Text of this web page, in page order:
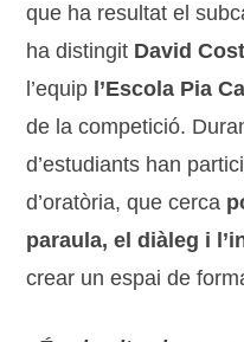
que ha resultat el
ha distingit David
l’equip l’Escola Pia
de la competició.
d’estudiants han
d’oratòria, que cerca
paraula, el diàleg i
crear un espai de